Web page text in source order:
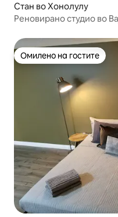
Стан во Хонолулу
Реновирано студио во
Омилено на гостите
Омилено на гостите